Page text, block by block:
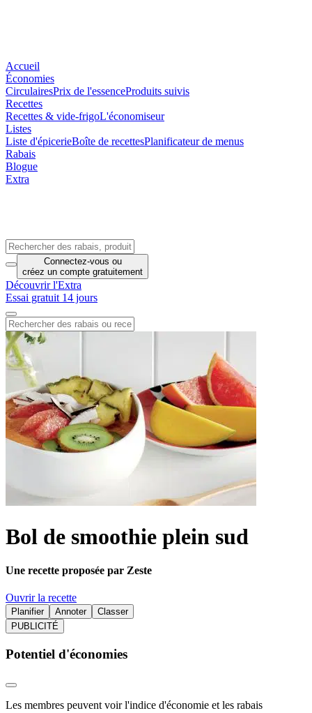
Accueil
Économies
CirculairesPrix de l'essenceProduits suivis
Recettes
Recettes & vide-frigoL'économiseur
Listes
Liste d'épicerieBoîte de recettesPlanificateur de menus
Rabais
Blogue
Extra
Connectez-vous ou
créez un compte gratuitement
Découvrir l'Extra
Essai gratuit 14 jours
Bol de smoothie plein sud
Une recette proposée par Zeste
Ouvrir la recette
Planifier Annoter
Classer
PUBLICITÉ
Potentiel d'économies
Les membres peuvent voir l'indice d'économie et les rabais